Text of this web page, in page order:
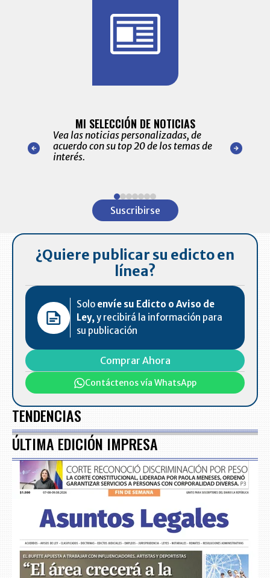
nuestro
para
MI SELECCIÓN DE NOTICIAS
Vea las noticias personalizadas, de
acuerdo con su top 20 de los temas de
interés.
de las
Suscribirse
¿Quiere publicar su edicto en
línea?
Solo envíe su Edicto o Aviso de
Ley,y recibirá la información para
su publicación
Comprar Ahora
Contáctenos vía WhatsApp
TENDENCIAS
ÚLTIMA EDICIÓN IMPRESA